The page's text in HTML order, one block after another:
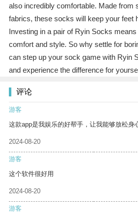
also incredibly comfortable. Made from
fabrics, these socks will keep your feet
Investing in a pair of Ryin Socks
comfort and style. So why settle for
can step up your sock game with Ryin
and experience the difference for
评论
游客
这款app是我娱乐的好帮手，让我能够放松身
2024-08-20
游客
这个软件很好用
2024-08-20
游客